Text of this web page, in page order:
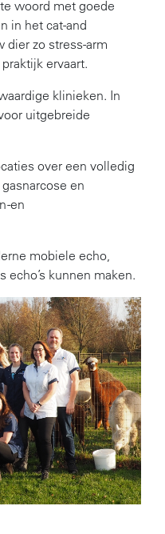
woord met goede
in het cat-and
dier zo stress-arm
ervaart.
klinieken. In
uitgebreide
over een volledig
en
-en
mobiele echo,
echo’s kunnen maken.